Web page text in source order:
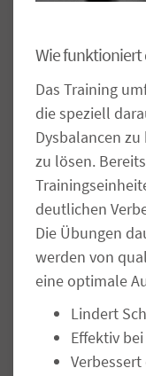
Wie funktioniert
Das Training
die speziell
Dysbalancen
zu lösen.
deutlichen
Die Übungen
werden von
eine optimale
Lindert
Effektiv